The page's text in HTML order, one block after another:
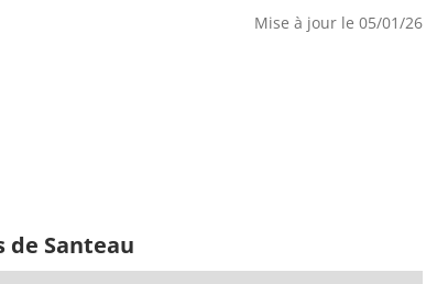
Mise à jour le 05/01/26
Santeau